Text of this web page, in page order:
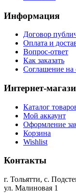
Информация
Договор
Оплата и
Вопрос-ответ
Как заказать
Соглашение на
Интернет-
Каталог
Мой аккаунт
Оформление
Корзина
Wishlist
Контакты
г. Тольятти, c.
ул. Малиновая 1